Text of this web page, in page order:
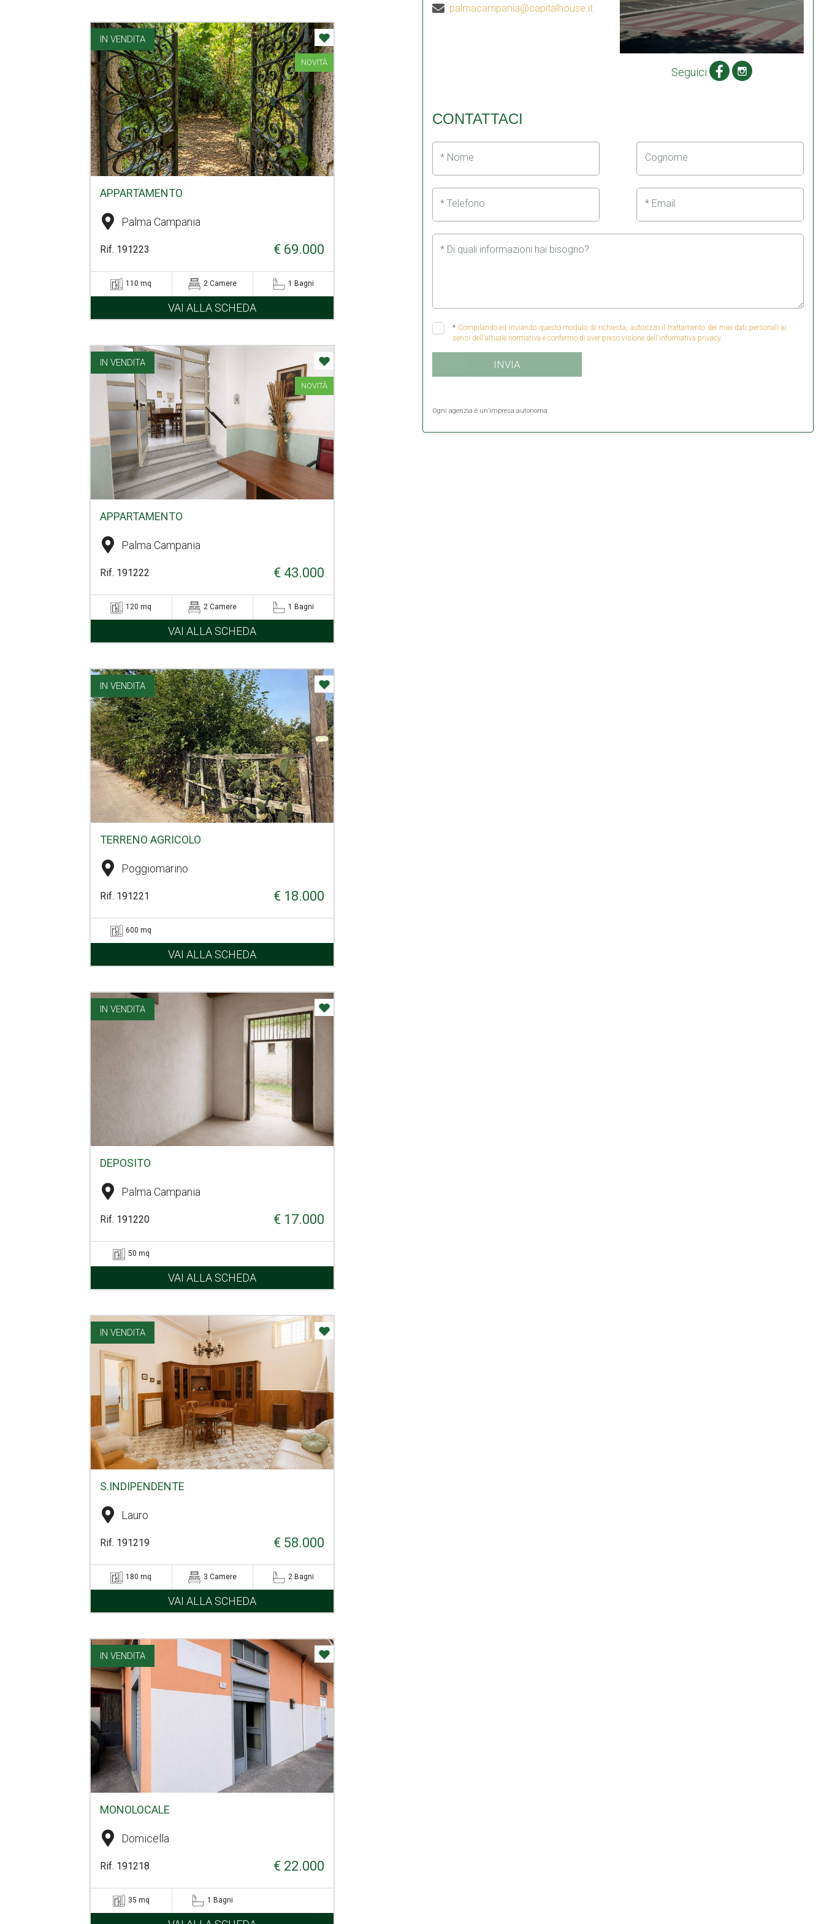
palmacampania@capitalhouse.it
Seguici
CONTATTACI
* Nome Cognome
* Telefono * Email
* Di quali informazioni hai bisogno?
* Compilando ed inviando questo modulo di richiesta, autorizzo il trattamento dei miei dati personali ai
sensi dell'attuale normativa e confermo di aver preso visione dell'informativa privacy.
INVIA
Ogni agenzia è un’impresa autonoma
IN VENDITA
NOVITÀ
APPARTAMENTO
Palma Campania
Rif. 191223 € 69.000
110 mq 2 Camere 1 Bagni
VAI ALLA SCHEDA
IN VENDITA
NOVITÀ
APPARTAMENTO
Palma Campania
Rif. 191222 € 43.000
120 mq 2 Camere 1 Bagni
VAI ALLA SCHEDA
IN VENDITA
TERRENO AGRICOLO
Poggiomarino
Rif. 191221 € 18.000
600 mq
VAI ALLA SCHEDA
IN VENDITA
DEPOSITO
Palma Campania
Rif. 191220 € 17.000
50 mq
VAI ALLA SCHEDA
IN VENDITA
S.INDIPENDENTE
Lauro
Rif. 191219 € 58.000
180 mq 3 Camere 2 Bagni
VAI ALLA SCHEDA
IN VENDITA
MONOLOCALE
Domicella
Rif. 191218 € 22.000
35 mq 1 Bagni